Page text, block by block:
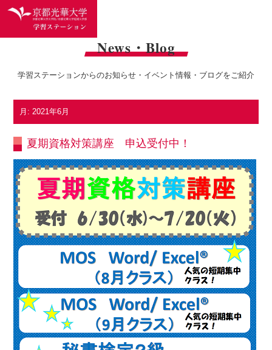
News・Blog
学習ステーションからのお知らせ・イベント情報・ブログをご紹介
月:2021年6月
夏期資格対策講座 申込受付中！